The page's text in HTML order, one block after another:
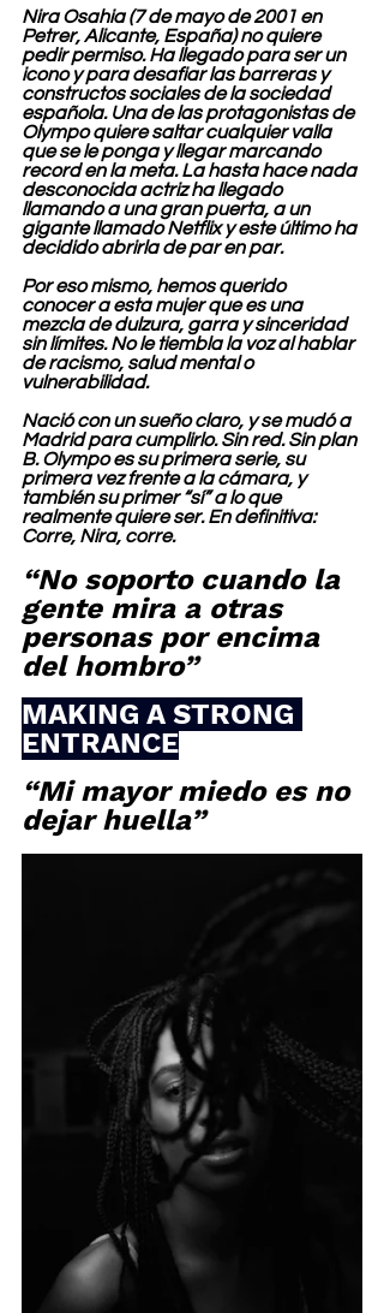
Nira Osahia (7 de mayo de 2001 en
Petrer, Alicante, España) no quiere
pedir permiso. Ha llegado para ser un
icono y para desafiar las barreras y
constructos sociales de la sociedad
española. Una de las protagonistas de
Olympo quiere saltar cualquier valla
que se le ponga y llegar marcando
record en la meta. La hasta hace nada
desconocida actriz ha llegado
llamando a una gran puerta, a un
gigante llamado Netflix y este último ha
decidido abrirla de par en par.
Por eso mismo, hemos querido
conocer a esta mujer que es una
mezcla de dulzura, garra y sinceridad
sin límites. No le tiembla la voz al hablar
de racismo, salud mental o
vulnerabilidad.
Nació con un sueño claro, y se mudó a
Madrid para cumplirlo. Sin red. Sin plan
B. Olympo es su primera serie, su
primera vez frente a la cámara, y
también su primer “sí” a lo que
realmente quiere ser. En definitiva:
Corre, Nira, corre.
“No soporto cuando la
gente mira a otras
personas por encima
del hombro”
MAKING A STRONG
ENTRANCE
“Mi mayor miedo es no
dejar huella”